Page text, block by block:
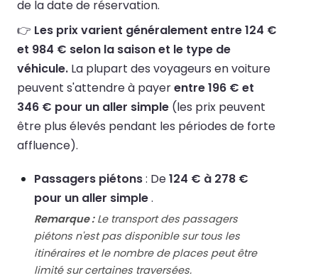
de la date de réservation.
👉 Les prix varient généralement entre 124 €
et 984 € selon la saison et le type de
véhicule. La plupart des voyageurs en voiture
peuvent s'attendre à payerentre 196 € et
346 € pour un aller simple (les prix peuvent
être plus élevés pendant les périodes de forte
affluence).
Passagers piétons: De124 € à 278 €
pour un aller simple.
Remarque :Le transport des passagers
piétons n'est pas disponible sur tous les
itinéraires et le nombre de places peut être
limité sur certaines traversées.